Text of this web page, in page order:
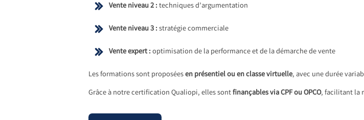
Vente niveau 2 :techniques d’argumentation
Vente niveau 3 :stratégie commerciale
Vente expert :optimisation de la performance et de la démarche de vente
Les formations sont proposéesen présentiel ou en classe virtuelle, avec une durée
Grâce à notre certification Qualiopi, elles sontfinançables via CPF ou OPCO, facilitant la